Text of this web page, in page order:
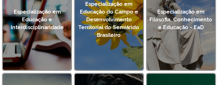
Especialização em
Educação e
Interdisciplinaridade
Especialização em
Educação do Campo e
Desenvolvimento
Territorial do Semiárido
Brasileiro
Especialização em
Filosofia, Conhecimento
e Educação - EaD